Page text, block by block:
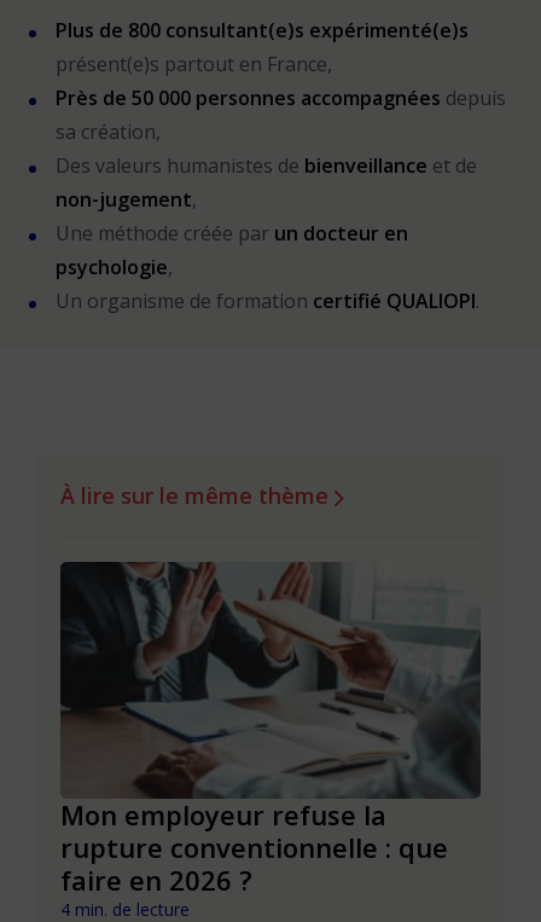
Plus de 800 consultant(e)s expérimenté(e)s
présent(e)s partout en France,
Près de 50 000 personnes accompagnées depuis
sa création,
Des valeurs humanistes de bienveillance et de
non-jugement,
Une méthode créée par un docteur en
psychologie,
Un organisme de formation certifié QUALIOPI.
À lire sur le même thème
Mon employeur refuse la
rupture conventionnelle : que
faire en 2026 ?
4 min. de lecture